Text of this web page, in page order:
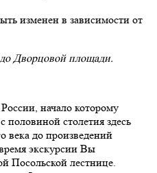
изменен в зависимости от
Дворцовой площади.
начало которому
половиной столетия здесь
века до произведений
экскурсии Вы
Посольской лестнице.